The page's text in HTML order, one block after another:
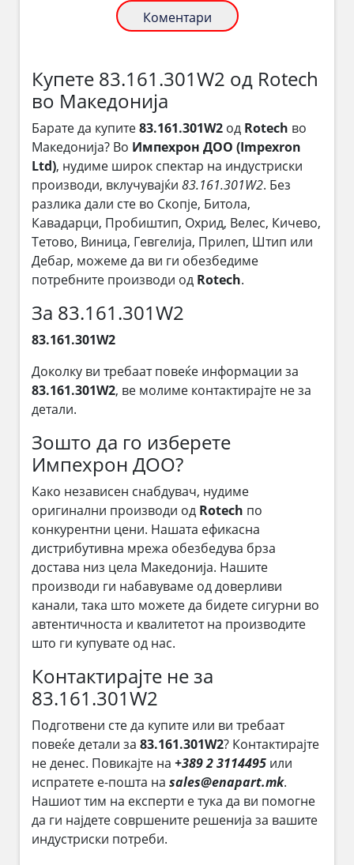
Коментари
Купете 83.161.301W2 од Rotech
во Македонија
Барате да купите83.161.301W2 од Rotech во
Македонија? Во Импехрон ДОО (Impexron
Ltd), нудиме широк спектар на индустриски
производи, вклучувајќи 83.161.301W2. Без
разлика дали сте во Скопје, Битола,
Кавадарци, Пробиштип, Охрид, Велес, Кичево,
Тетово, Виница, Гевгелија, Прилеп, Штип или
Дебар, можеме да ви ги обезбедиме
потребните производи од Rotech.
За 83.161.301W2
83.161.301W2
Доколку ви требаат повеќе информации за
83.161.301W2, ве молиме контактирајте не за
детали.
Зошто да го изберете
Импехрон ДОО?
Како независен снабдувач, нудиме
оригинални производи од Rotech по
конкурентни цени. Нашата ефикасна
дистрибутивна мрежа обезбедува брза
достава низ цела Македонија. Нашите
производи ги набавуваме од доверливи
канали, така што можете да бидете сигурни во
автентичноста и квалитетот на производите
што ги купувате од нас.
Контактирајте не за
83.161.301W2
Подготвени сте да купите или ви требаат
повеќе детали за 83.161.301W2? Контактирајте
не денес. Повикајте на +389 2 3114495 или
испратете е-пошта на sales@enapart.mk.
Нашиот тим на експерти е тука да ви помогне
да ги најдете совршените решенија за вашите
индустриски потреби.